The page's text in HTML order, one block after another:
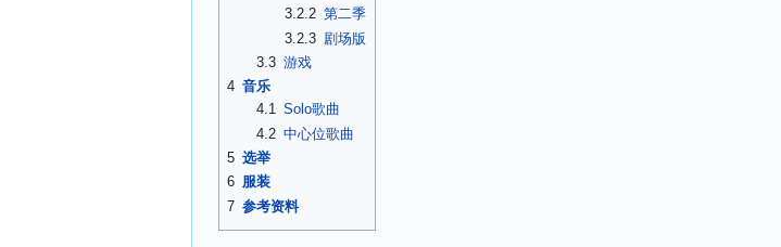
3.2.2 第二季
3.2.3 剧场版
3.3 游戏
4 音乐
4.1 Solo歌曲
4.2 中心位歌曲
5 选举
6 服装
7 参考资料